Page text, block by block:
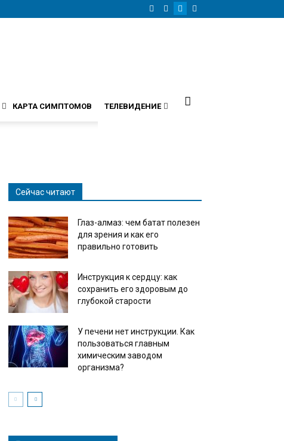
КАРТА СИМПТОМОВ ТЕЛЕВИДЕНИЕ
Сейчас читают
Глаз-алмаз: чем батат полезен
для зрения и как его
правильно готовить
Инструкция к сердцу: как
сохранить его здоровым до
глубокой старости
У печени нет инструкции. Как
пользоваться главным
химическим заводом
организма?